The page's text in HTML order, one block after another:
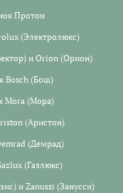
Протон
(Электролюкс)
и Orion (Орион)
Bosch (Бош)
Mora (Мора)
(Аристон)
(Демрад)
(Газлюкс)
и Zanussi (Занусси)